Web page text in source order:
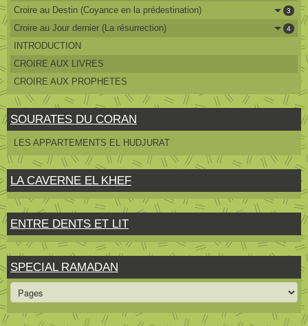
Croire au Destin (Coyance en la prédestination) 3
Croire au Jour dernier (La résurrection) 4
INTRODUCTION
CROIRE AUX LIVRES
CROIRE AUX PROPHETES
SOURATES DU CORAN
LES APPARTEMENTS EL HUDJURAT
LA CAVERNE EL KHEF
ENTRE DENTS ET LIT
SPECIAL RAMADAN